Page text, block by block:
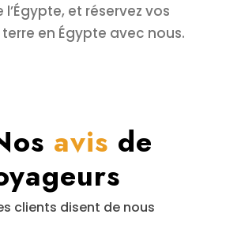
et réservez vos
en Égypte avec nous.
avis de
clients disent de nous